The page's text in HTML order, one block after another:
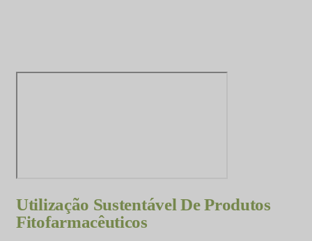
Utilização Sustentável De Produtos
Fitofarmacêuticos